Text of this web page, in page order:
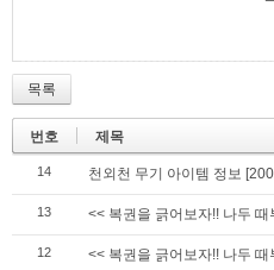
목록
번호 제목
14 천외천 무기 아이템 정보
13 << 복권을 긁어보자!! 나두
12 << 복권을 긁어보자!! 나두